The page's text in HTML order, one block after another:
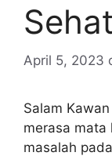
Sehat
April 5, 2023
Salam
merasa mata
masalah